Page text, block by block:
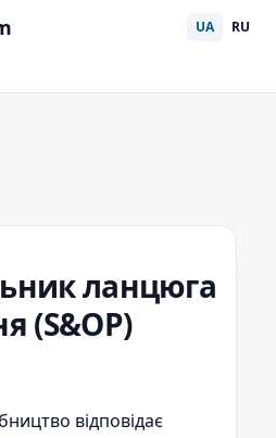
UA RU
ланцюга
(S&OP)
відповідає